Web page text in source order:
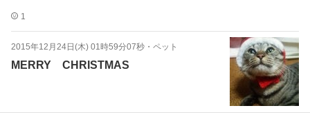
1
2015年12月24日(木) 01時59分07秒 ・ ペット
MERRY CHRISTMAS